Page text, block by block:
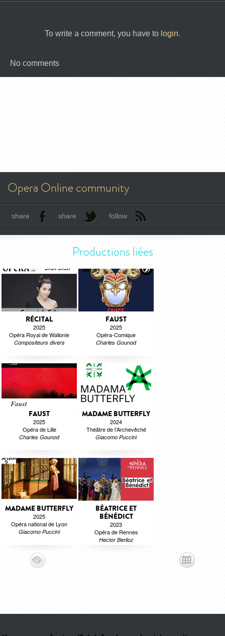
To write a comment, you have to login.
No comments
Opera Online community
share share follow
Productions liées
RÉCITAL
2025
Opéra Royal de Wallonie
Compositeurs divers
FAUST
2025
Opéra-Comique
Charles Gounod
FAUST
2025
Opéra de Lille
Charles Gounod
MADAME BUTTERFLY
2024
Théâtre de l'Archevêché
Giacomo Puccini
MADAME BUTTERFLY
2025
Opéra national de Lyon
Giacomo Puccini
BÉATRICE ET
BÉNÉDICT
2023
Opéra de Rennes
Hector Berlioz